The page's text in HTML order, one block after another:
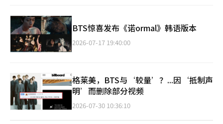
BTS惊喜发布《诺ormal》韩语版本
2026-07-17 19:40:00
格莱美，BTS与‘较量’？...因‘抵制声
明’而删除部分视频
2026-07-30 10:36:10